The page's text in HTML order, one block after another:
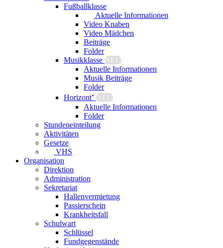
Fußballklasse
Aktuelle Informationen
Video Knaben
Video Mädchen
Beiträge
Folder
Musikklasse NEU
Aktuelle Informationen
Musik Beiträge
Folder
Horizont⁺ NEU
Aktuelle Informationen
Folder
Stundeneinteilung
Aktivitäten
Gesetze
VHS
Organisation
Direktion
Administration
Sekretariat
Hallenvermietung
Passierschein
Krankheitsfall
Schulwart
Schlüssel
Fundgegenstände